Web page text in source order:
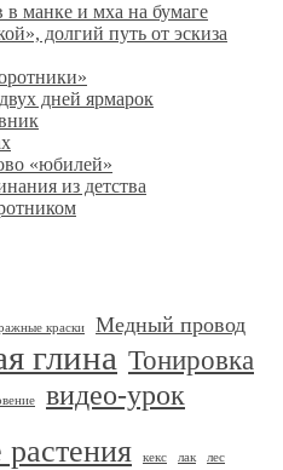
манке и мха на бумаге
долгий путь от эскиза
дней ярмарок
«юбилей»
из детства
краски Медный провод
глина Тонировка
видео-урок
кекс лак
лес